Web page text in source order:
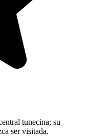
tunecina; su
ser visitada.